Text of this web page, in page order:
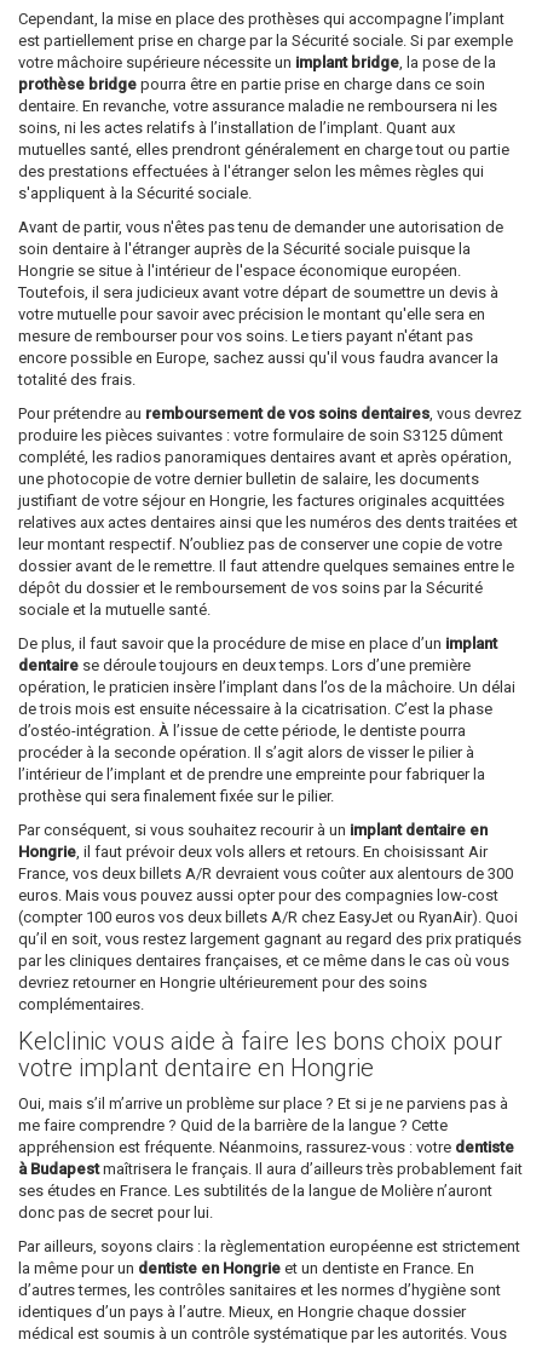
Cependant, la mise en place des prothèses qui accompagne l’implant
est partiellement prise en charge par la Sécurité sociale. Si par exemple
votre mâchoire supérieure nécessite un implant bridge, la pose de la
prothèse bridge pourra être en partie prise en charge dans ce soin
dentaire. En revanche, votre assurance maladie ne remboursera ni les
soins, ni les actes relatifs à l’installation de l’implant. Quant aux
mutuelles santé, elles prendront généralement en charge tout ou partie
des prestations effectuées à l'étranger selon les mêmes règles qui
s'appliquent à la Sécurité sociale.
Avant de partir, vous n'êtes pas tenu de demander une autorisation de
soin dentaire à l'étranger auprès de la Sécurité sociale puisque la
Hongrie se situe à l'intérieur de l'espace économique européen.
Toutefois, il sera judicieux avant votre départ de soumettre un devis à
votre mutuelle pour savoir avec précision le montant qu'elle sera en
mesure de rembourser pour vos soins. Le tiers payant n'étant pas
encore possible en Europe, sachez aussi qu'il vous faudra avancer la
totalité des frais.
Pour prétendre au remboursement de vos soins dentaires, vous devrez
produire les pièces suivantes : votre formulaire de soin S3125 dûment
complété, les radios panoramiques dentaires avant et après opération,
une photocopie de votre dernier bulletin de salaire, les documents
justifiant de votre séjour en Hongrie, les factures originales acquittées
relatives aux actes dentaires ainsi que les numéros des dents traitées et
leur montant respectif. N’oubliez pas de conserver une copie de votre
dossier avant de le remettre. Il faut attendre quelques semaines entre le
dépôt du dossier et le remboursement de vos soins par la Sécurité
sociale et la mutuelle santé.
De plus, il faut savoir que la procédure de mise en place d’un implant
dentaire se déroule toujours en deux temps. Lors d’une première
opération, le praticien insère l’implant dans l’os de la mâchoire. Un délai
de trois mois est ensuite nécessaire à la cicatrisation. C’est la phase
d’ostéo-intégration. À l’issue de cette période, le dentiste pourra
procéder à la seconde opération. Il s’agit alors de visser le pilier à
l’intérieur de l’implant et de prendre une empreinte pour fabriquer la
prothèse qui sera finalement fixée sur le pilier.
Par conséquent, si vous souhaitez recourir à un implant dentaire en
Hongrie, il faut prévoir deux vols allers et retours. En choisissant Air
France, vos deux billets A/R devraient vous coûter aux alentours de 300
euros. Mais vous pouvez aussi opter pour des compagnies low-cost
(compter 100 euros vos deux billets A/R chez EasyJet ou RyanAir). Quoi
qu’il en soit, vous restez largement gagnant au regard des prix pratiqués
par les cliniques dentaires françaises, et ce même dans le cas où vous
devriez retourner en Hongrie ultérieurement pour des soins
complémentaires.
Kelclinic vous aide à faire les bons choix pour
votre implant dentaire en Hongrie
Oui, mais s’il m’arrive un problème sur place ? Et si je ne parviens pas à
me faire comprendre ? Quid de la barrière de la langue ? Cette
appréhension est fréquente. Néanmoins, rassurez-vous : votre dentiste
à Budapestmaîtrisera le français. Il aura d’ailleurs très probablement fait
ses études en France. Les subtilités de la langue de Molière n’auront
donc pas de secret pour lui.
Par ailleurs, soyons clairs : la règlementation européenne est strictement
la même pour un dentiste en Hongrie et un dentiste en France. En
d’autres termes, les contrôles sanitaires et les normes d’hygiène sont
identiques d’un pays à l’autre. Mieux, en Hongrie chaque dossier
médical est soumis à un contrôle systématique par les autorités. Vous